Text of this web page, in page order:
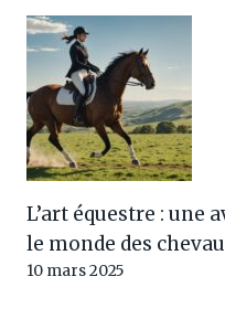
L’art équestre : une
le monde des
10 mars 2025